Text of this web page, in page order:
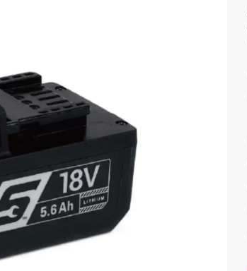
工業半導體
BAHCO 瑞典魚牌